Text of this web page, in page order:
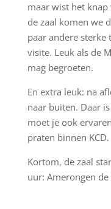
maar wist het
de zaal komen we
paar andere sterke
visite. Leuk als de
mag begroeten.
En extra leuk: na
naar buiten. Daar
moet je ook
praten binnen KCD.
Kortom, de zaal
uur: Amerongen